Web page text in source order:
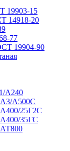
19903-15
14918-20
77
19904-90
А240
А3/А500С
25Г2С
35ГС